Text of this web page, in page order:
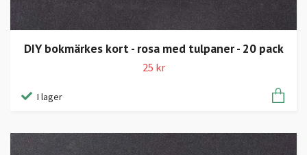
DIY bokmärkes kort - rosa med tulpaner - 20 pack
25 kr
I lager